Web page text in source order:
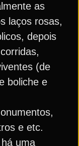
as
laços rosas,
depois
(de
boliche e
e etc.
uma